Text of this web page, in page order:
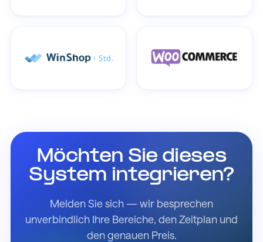
Möchten Sie dieses
System integrieren?
Melden Sie sich — wir besprechen
unverbindlich Ihre Bereiche, den Zeitplan und
den genauen Preis.